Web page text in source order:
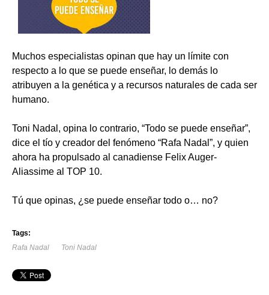
Muchos especialistas opinan que hay un límite con
respecto a lo que se puede enseñar, lo demás lo
atribuyen a la genética y a recursos naturales de cada ser
humano.
Toni Nadal, opina lo contrario, “Todo se puede enseñar”,
dice el tío y creador del fenómeno “Rafa Nadal”, y quien
ahora ha propulsado al canadiense Felix Auger-
Aliassime al TOP 10.
Tú que opinas, ¿se puede enseñar todo o… no?
Tags:
Rafa Nadal
Toni Nadal